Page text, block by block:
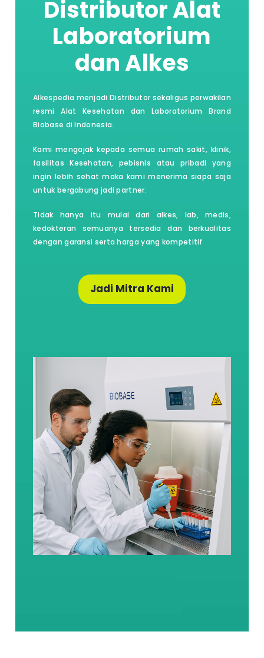
Distributor Alat
Laboratorium
dan Alkes
Alkespedia menjadi Distributor sekaligus perwakilan
resmi Alat Kesehatan dan Laboratorium Brand
Biobase di Indonesia.
Kami mengajak kepada semua rumah sakit, klinik,
fasilitas Kesehatan, pebisnis atau pribadi yang
ingin lebih sehat maka kami menerima siapa saja
untuk bergabung jadi partner.
Tidak hanya itu mulai dari alkes, lab, medis,
kedokteran semuanya tersedia dan berkualitas
dengan garansi serta harga yang kompetitif
Jadi Mitra Kami